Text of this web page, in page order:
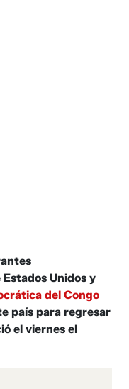
Unidos y
del Congo
país para regresar
el viernes el